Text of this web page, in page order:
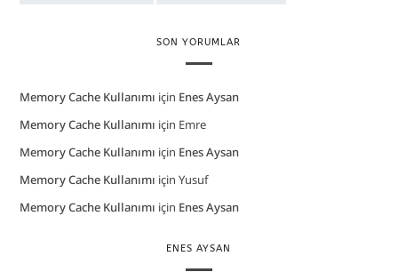
SON YORUMLAR
Memory Cache Kullanımı için Enes Aysan
Memory Cache Kullanımı için Emre
Memory Cache Kullanımı için Enes Aysan
Memory Cache Kullanımı için Yusuf
Memory Cache Kullanımı için Enes Aysan
ENES AYSAN